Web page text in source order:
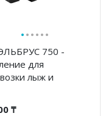
······
750 -
для
лыж и
₸